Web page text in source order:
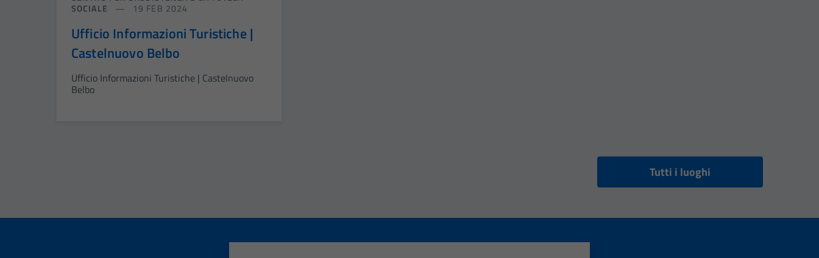
SOCIALE
19 FEB 2024
Ufficio Informazioni Turistiche |
Castelnuovo Belbo
Ufficio Informazioni Turistiche | Castelnuovo
Belbo
Tutti i luoghi